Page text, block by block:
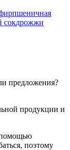
пшеничная
сокдрожжи
предложения?
продукции и
помощью
поэтому